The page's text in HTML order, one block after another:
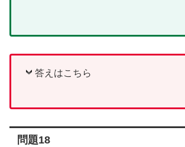
答えはこちら
問題18